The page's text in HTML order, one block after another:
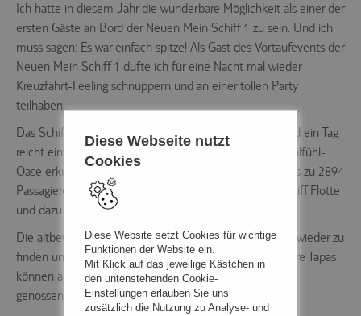
Ich hatte in diesem Jahr die wunderbare Möglichkeit als einer der
ersten Gäste an Bord der Neuen Mein Schiff 1 zu sein. Und ich
muss sagen: Es war einfach spitze! Als Gast des Vortaufevents der
Neuen Mein Schiff 1 dufte ich für eine Nacht mal wieder
Kreuzfahrt-Feeling schnuppern und an einer tollen Party
teilhaben.
Das Schiff bietet einfach alles was das Herz begehrt und ein Tag
reicht einfach nicht aus, um die schönen Ecken der Wohlfühl-
Oase erkunden zu können. Das Schiff bietet Platz für bis zu 2894
Passagiere und ist das bisher größte Schiff der Mein Schiff Flotte
und dazu noch das modernste und innovativste!
Die altbewährte Außenalster ist auch auf diesem Schiff wieder zu
finden und bietet einen tollen Ausblick am Heck. Leckere Tapas
können am Nachmittag bei strahlendem Sonnenschein
genossen werden.
Diese Webseite nutzt
Cookies
Diese Website setzt Cookies für wichtige
Funktionen der Website ein.
Mit Klick auf das jeweilige Kästchen in
den untenstehenden Cookie-
Einstellungen erlauben Sie uns
zusätzlich die Nutzung zu Analyse- und